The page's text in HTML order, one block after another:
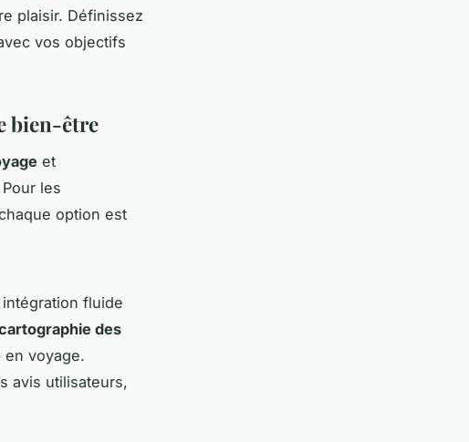
plaisir. Définissez
vos objectifs
bien-être
et
les
option est
fluide
des
voyage.
avis utilisateurs,